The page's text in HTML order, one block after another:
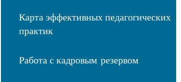
Карта эффективных педагогических
практик
Работа с кадровым резервом